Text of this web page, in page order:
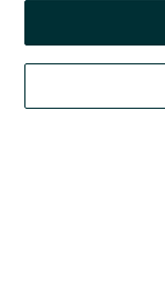
Kontynuując za